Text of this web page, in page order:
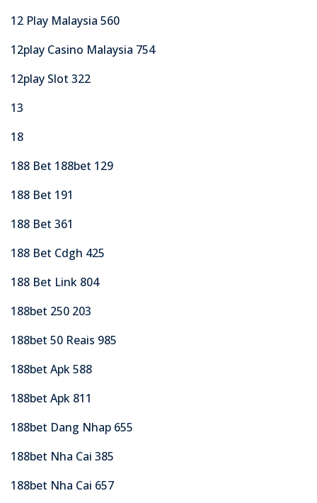
12 Play Malaysia 560
12play Casino Malaysia 754
12play Slot 322
13
18
188 Bet 188bet 129
188 Bet 191
188 Bet 361
188 Bet Cdgh 425
188 Bet Link 804
188bet 250 203
188bet 50 Reais 985
188bet Apk 588
188bet Apk 811
188bet Dang Nhap 655
188bet Nha Cai 385
188bet Nha Cai 657